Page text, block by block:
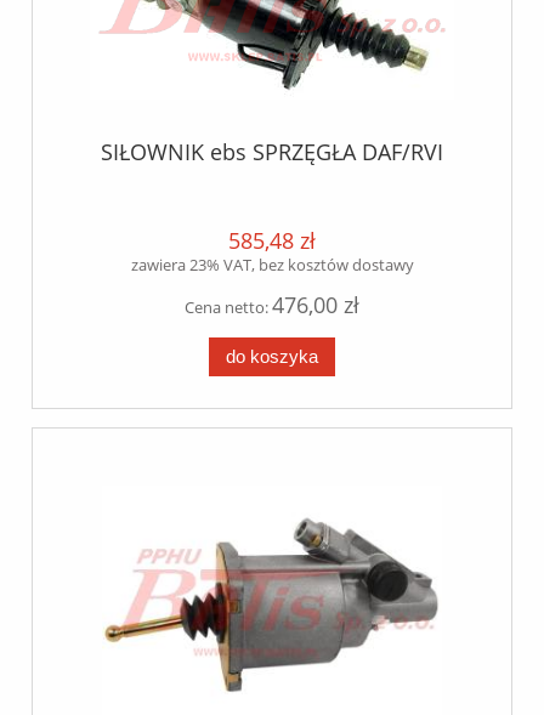
SIŁOWNIK ebs SPRZĘGŁA DAF/RVI
585,48 zł
zawiera 23% VAT, bez kosztów dostawy
Cena netto:476,00 zł
do koszyka